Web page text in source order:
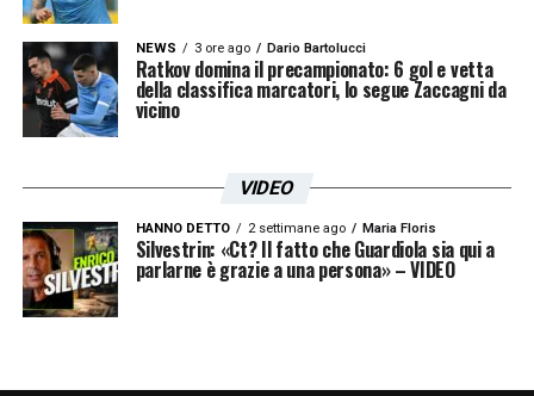
porte, sapeva che ogni decisione andava
ponderata attentamente. Il centrocampista
ha un buon rapporto con il commissario
tecnico francese
nonostante l’assenza delle coppe,a patto di
fare bene con la Lazio. Questo lo sprona a
giocarsi le proprie carte per partecipare ai
NEWS 3 ore ago Dario Bartolucci
Ratkov domina il precampionato: 6 gol e vetta
della classifica marcatori, lo segue Zaccagni da
vicino
VIDEO
HANNO DETTO 2 settimane ago Maria Floris
Silvestrin: «Ct? Il fatto che Guardiola sia qui a
parlarne è grazie a una persona» – VIDEO